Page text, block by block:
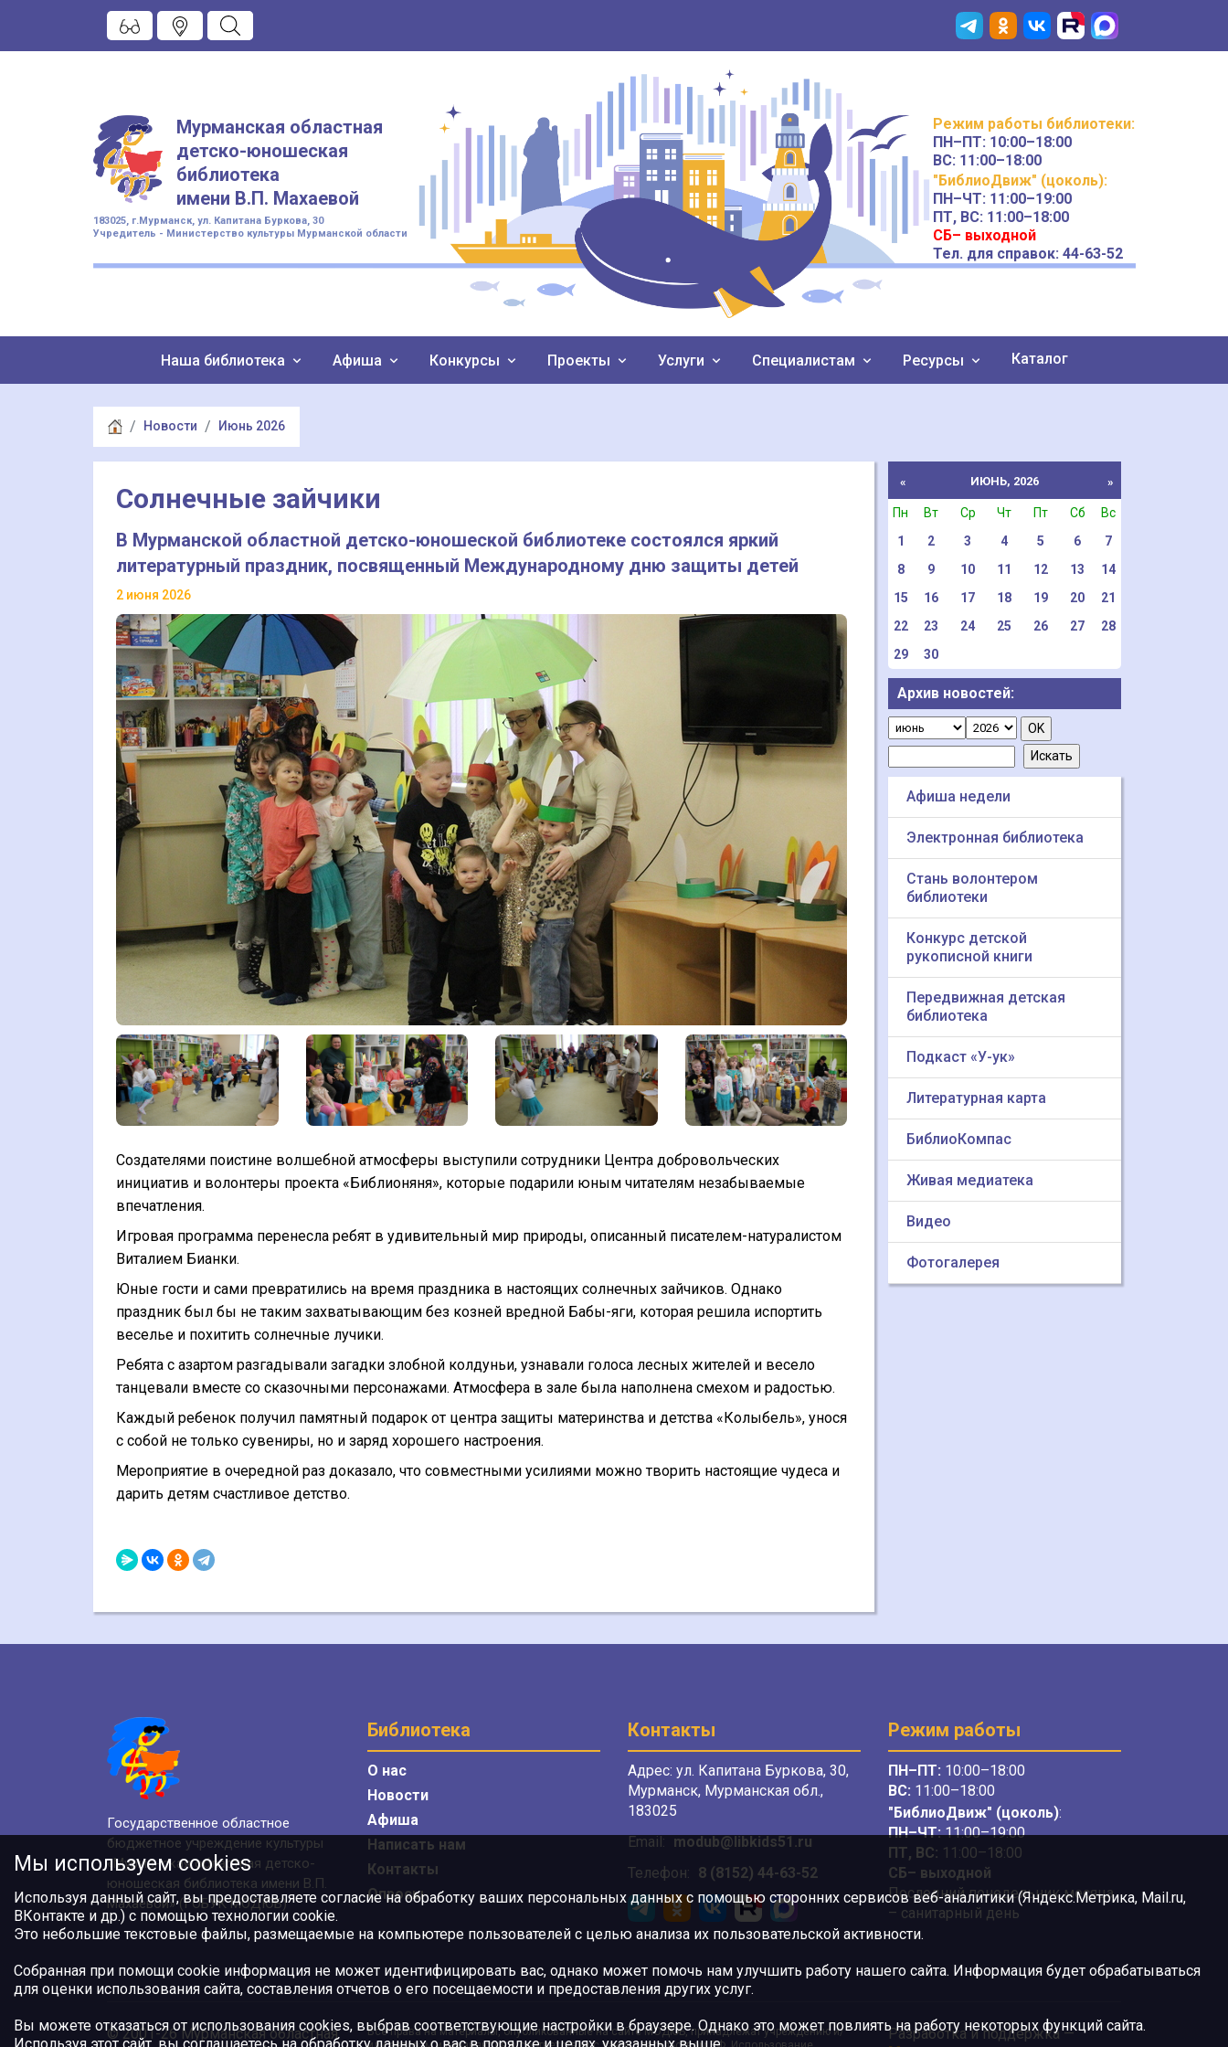
Мурманская областная
детско-юношеская
библиотека
имени В.П. Махаевой
183025, г.Мурманск, ул. Капитана Буркова, 30
Учредитель - Министерство культуры Мурманской области
Режим работы библиотеки:
ПН–ПТ: 10:00–18:00
ВС: 11:00–18:00
"БиблиоДвиж" (цоколь):
ПН–ЧТ: 11:00–19:00
ПТ, ВС: 11:00–18:00
СБ– выходной
Тел. для справок: 44-63-52
Наша библиотека Афиша Конкурсы Проекты Услуги Специалистам Ресурсы Каталог
Новости Июнь 2026
Солнечные зайчики
В Мурманской областной детско-юношеской библиотеке состоялся яркий
литературный праздник, посвященный Международному дню защиты детей
2 июня 2026
Создателями поистине волшебной атмосферы выступили сотрудники Центра добровольческих
инициатив и волонтеры проекта «Библионяня», которые подарили юным читателям незабываемые
впечатления.
Игровая программа перенесла ребят в удивительный мир природы, описанный писателем-натуралистом
Виталием Бианки.
Юные гости и сами превратились на время праздника в настоящих солнечных зайчиков. Однако
праздник был бы не таким захватывающим без козней вредной Бабы-яги, которая решила испортить
веселье и похитить солнечные лучики.
Ребята с азартом разгадывали загадки злобной колдуньи, узнавали голоса лесных жителей и весело
танцевали вместе со сказочными персонажами. Атмосфера в зале была наполнена смехом и радостью.
Каждый ребенок получил памятный подарок от центра защиты материнства и детства «Колыбель», унося
с собой не только сувениры, но и заряд хорошего настроения.
Мероприятие в очередной раз доказало, что совместными усилиями можно творить настоящие чудеса и
дарить детям счастливое детство.
« ИЮНЬ, 2026 »
Пн Вт Ср Чт Пт Сб
Вс
1
2 3 4 5 6
7
8
9 10 11 12 13
14
15
16 17 18 19 20
21
22
23 24 25 26 27
28
29
30
Архив новостей:
Афиша недели
Электронная библиотека
Стань волонтером
библиотеки
Конкурс детской
рукописной книги
Передвижная детская
библиотека
Подкаст «У-ук»
Литературная карта
БиблиоКомпас
Живая медиатека
Видео
Фотогалерея
Государственное областное
бюджетное учреждение культуры
«Мурманская областная детско-
юношеская библиотека имени В.П.
Махаевой» (ГОБУК МОДЮБ)
Библиотека
О нас
Новости
Афиша
Написать нам
Контакты
Опросы
Контакты
Адрес: ул. Капитана Буркова, 30,
Мурманск, Мурманская обл.,
183025
Email: modub@libkids51.ru
Телефон: 8 (8152) 44-63-52
Режим работы
ПН–ПТ: 10:00–18:00
ВС: 11:00–18:00
"БиблиоДвиж" (цоколь):
ПН–ЧТ:11:00–19:00
ПТ, ВС: 11:00–18:00
СБ– выходной
Последний понедельник месяца
– санитарный день
© 2001-26 Мурманская областная
Все права на материалы, опубликованные на сайте МОДЮБ, принадлежат учреждению и/
Разработка и поддержка —
Мы используем cookies
Используя данный сайт, вы предоставляете согласие на обработку ваших персональных данных с помощью сторонних сервисов веб-аналитики (Яндекс.Метрика, Mail.ru,
ВКонтакте и др.) с помощью технологии cookie.
Это небольшие текстовые файлы, размещаемые на компьютере пользователей с целью анализа их пользовательской активности.
Собранная при помощи cookie информация не может идентифицировать вас, однако может помочь нам улучшить работу нашего сайта. Информация будет обрабатываться
для оценки использования сайта, составления отчетов о его посещаемости и предоставления других услуг.
Вы можете отказаться от использования cookies, выбрав соответствующие настройки в браузере. Однако это может повлиять на работу некоторых функций сайта.